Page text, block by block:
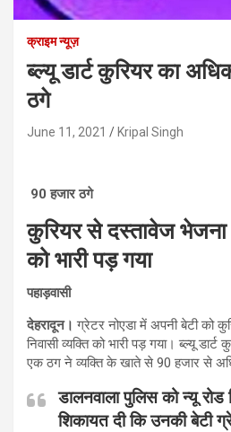
क्राइम न्यूज़
ब्ल्यू डार्ट कुरियर का
ठगे
June 11, 2021 Kripal Singh
90 हजार ठगे
कुरियर से दस्तावेज भेजना
को भारी पड़ गया
पहाड़वासी
देहरादून। ग्रेटर नोएडा में अपनी बेटी को
निवासी व्यक्ति को भारी पड़ गया। ब्ल्यू
एक ठग ने व्यक्ति के खाते से 90 हजार से
डालनवाला पुलिस को न्यू रोड
शिकायत दी कि उनकी बेटी